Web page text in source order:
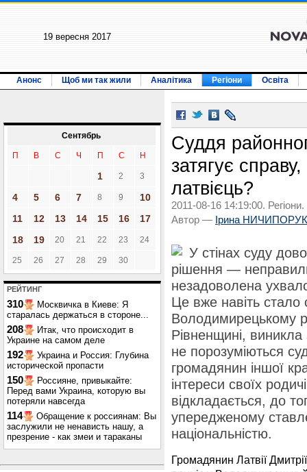
19 вересня 2017
Анонс Щоб ми так жили Аналітика Регіони Освіта
Сентябрь
П В С Ч П С Н
1 2 3
4 5 6 7 8 9
10
11
12 13 14 15 16
17
18
19 20 21 22 23 24
25 26 27 28 29 30
РЕЙТИНГ
310
Москвичка в Киеве: Я
старалась держаться в стороне...
208
Итак, что происходит в
Украине на самом деле
192
Украина и Россия: Глубина
исторической пропасти
150
Россияне, привыкайте:
Перед вами Украина, которую вы
потеряли навсегда
114
Обращение к россиянам: Вы
заслужили не ненависть нашу, а
презрение - как змеи и тараканы
Суддя
затягує
латвієць?
2011-08-16 14:19:00. Регіони.
Автор — Ірина НИЧИПОРУК
У стінах суду
рішення —
незадоволена
Це вже навіть
Володимирецькому
Рівненщині, виникла
не порозуміються
громадянин іншої
інтереси своїх
відкладається, до
упередженому
національністю.
Громадянин Латвії